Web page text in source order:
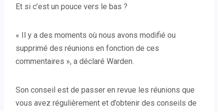
Et si c’est un pouce vers le bas ?
« Il y a des moments où nous avons modifié ou
supprimé des réunions en fonction de ces
commentaires », a déclaré Warden.
Son conseil est de passer en revue les réunions que
vous avez régulièrement et d’obtenir des conseils de